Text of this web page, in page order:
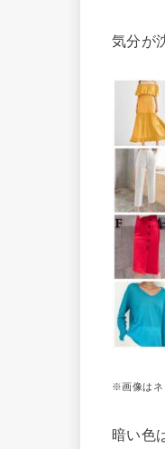
気分が
※画像はネ
暗い色